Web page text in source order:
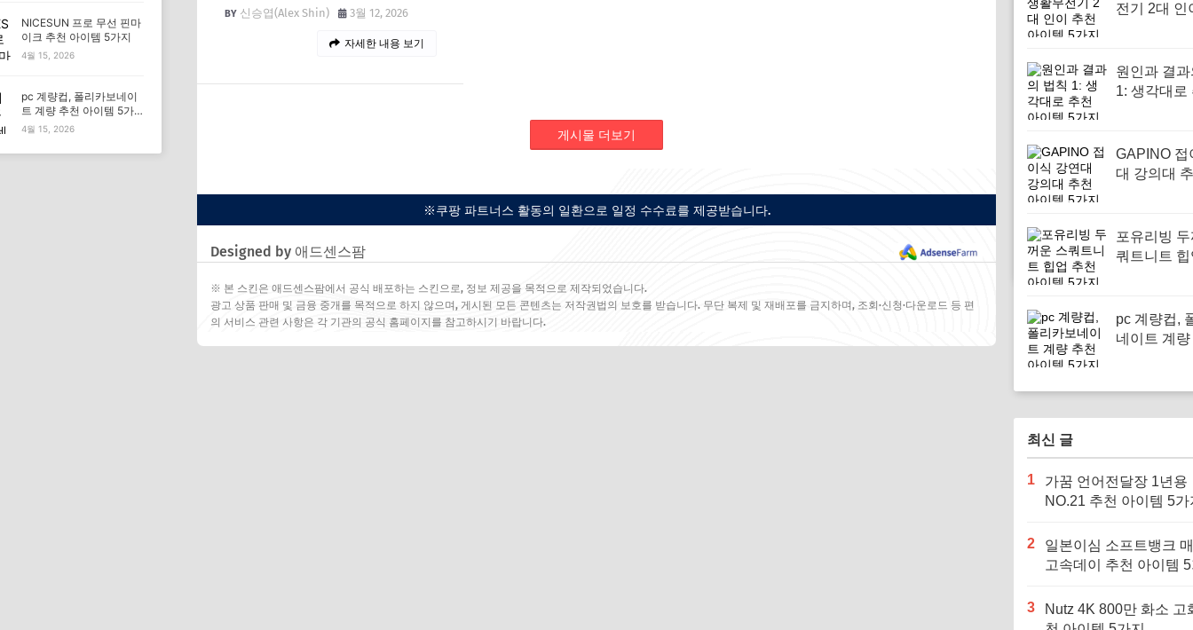
신승엽(Alex Shin)
3월 12, 2026
자세한 내용 보기
게시물 더보기
※쿠팡 파트너스 활동의 일환으로 일정 수수료를 제공받습니다.
Designed by 애드센스팜
※ 본 스킨은 애드센스팜에서 공식 배포하는 스킨으로, 정보 제공을 목적으로 제작되었습니다.
광고 상품 판매 및 금융 중개를 목적으로 하지 않으며, 게시된 모든 콘텐츠는 저작권법의 보호를 받습니다. 무단 복제 및 재배포를 금지하며, 조회·신청·다운로드 등 편
의 서비스 관련 사항은 각 기관의 공식 홈페이지를 참고하시기 바랍니다.
전기 2대 인
원인과 결
1: 생각대로
GAPINO 접
대 강의대
포유리빙
쿼트니트
pc 계량컵,
네이트 계
최신 글
1
가꿈 언어전달장 1년용
NO.21 추천 아이템 5가
2
일본이심 소프트뱅크
고속데이 추천 아이템
3
Nutz 4K 800만 화소 고
NICESUN 프로 무선 핀마
이크 추천 아이템 5가지
4월 15, 2026
pc 계량컵, 폴리카보네이
트 계량 추천 아이템 5가
지
4월 15, 2026